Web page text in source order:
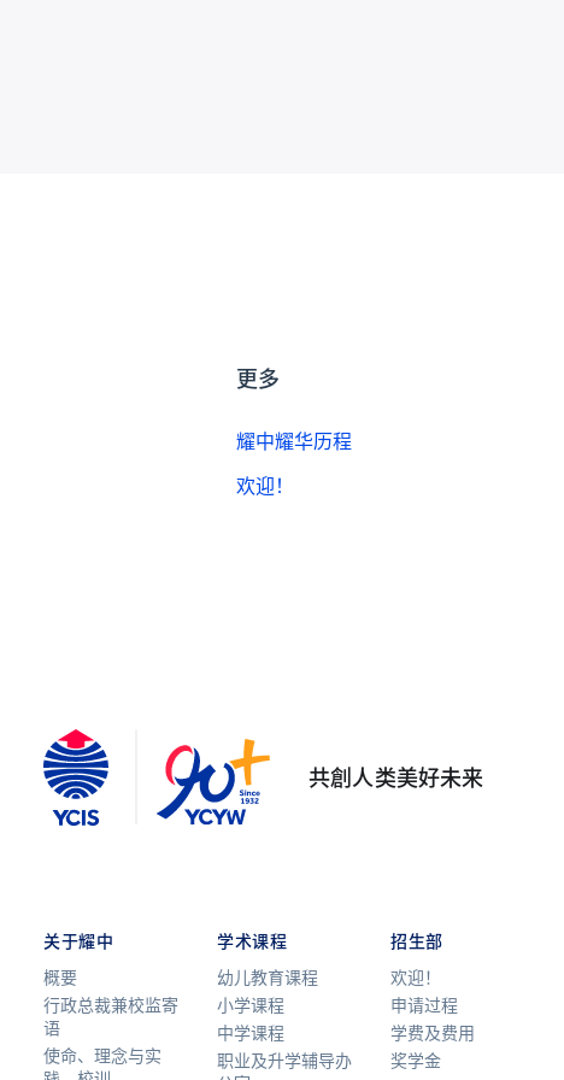
更多
耀中耀华历程
欢迎！
共創人类美好未来
关于耀中
概要
行政总裁兼校监寄
语
使命、理念与实
学术课程
幼儿教育课程
小学课程
中学课程
职业及升学辅导办
招生部
欢迎！
申请过程
学费及费用
奖学金